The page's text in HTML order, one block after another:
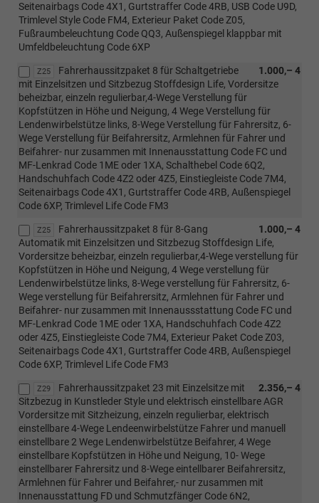
Seitenairbags Code 4X1, Gurtstraffer Code 4RB, USB Code U9D,
Trimlevel Style Code FM4, Exterieur Paket Code Z05,
Fußraumbeleuchtung Code QQ3, Außenspiegel klappbar mit
Umfeldbeleuchtung Code 6XP
Z25 1.000,– 4
Fahrerhaussitzpaket 8 für Schaltgetriebe
mit Einzelsitzen und Sitzbezug Stoffdesign Life, Vordersitze
beheizbar, einzeln regulierbar,4-Wege Verstellung für
Kopfstützen in Höhe und Neigung, 4 Wege Verstellung für
Lendenwirbelstütze links, 8-Wege Verstellung für Fahrersitz, 6-
Wege Verstellung für Beifahrersitz, Armlehnen für Fahrer und
Beifahrer- nur zusammen mit Innenausstattung Code FC und
MF-Lenkrad Code 1ME oder 1XA, Schalthebel Code 6Q2,
Handschuhfach Code 4Z2 oder 4Z5, Einstiegleiste Code 7M4,
Seitenairbags Code 4X1, Gurtstraffer Code 4RB, Außenspiegel
Code 6XP, Trimlevel Life Code FM3
Z25 1.000,– 4
Fahrerhaussitzpaket 8 für 8-Gang
Automatik mit Einzelsitzen und Sitzbezug Stoffdesign Life,
Vordersitze beheizbar, einzeln regulierbar,4-Wege verstellung für
Kopfstützen in Höhe und Neigung, 4 Wege verstellung für
Lendenwirbelstütze links, 8-Wege verstellung für Fahrersitz, 6-
Wege verstellung für Beifahrersitz, Armlehnen für Fahrer und
Beifahrer- nur zusammen mit Innenaussstattung Code FC und
MF-Lenkrad Code 1ME oder 1XA, Handschuhfach Code 4Z2
oder 4Z5, Einstiegleiste Code 7M4, Exterieur Paket Code Z03,
Seitenairbags Code 4X1, Gurtstraffer Code 4RB, Außenspiegel
Code 6XP, Trimlevel Life Code FM3
Z29 2.356,– 4
Fahrerhaussitzpaket 23 mit Einzelsitze mit
Sitzbezug in Kunstleder Style und elektrisch einstellbare AGR
Vordersitze mit Sitzheizung, einzeln regulierbar, elektrisch
einstellbare 4-Wege Lendeenwirbelstütze Fahrer und manuell
einstellbare 2 Wege Lendenwirbelstütze Beifahrer, 4 Wege
einstellbare Kopfstützen in Höhe und Neigung, 10- Wege
einstellbarer Fahrersitz und 8-Wege eintellbarer Beifahrersitz,
Armlehnen für Fahrer und Beifahrer,- nur zusammen mit
Innenausstattung FD und Schmutzfänger Code 6N2,